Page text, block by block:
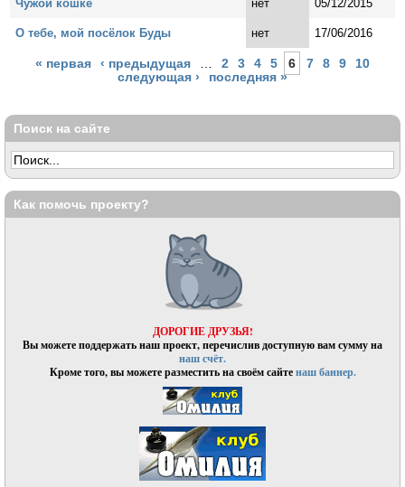
Чужой кошке нет 05/12/2015
О тебе, мой посёлок Буды нет 17/06/2016
Страницы
« первая ‹ предыдущая 2 3 4 5 6 7 8 9
10
следующая ›
последняя »
Поиск на сайте
Как помочь проекту?
ДОРОГИЕ ДРУЗЬЯ!
Вы можете поддержать наш проект, перечислив доступную вам сумму на
наш счёт.
Кроме того, вы можете разместить на своём сайтенаш баннер.